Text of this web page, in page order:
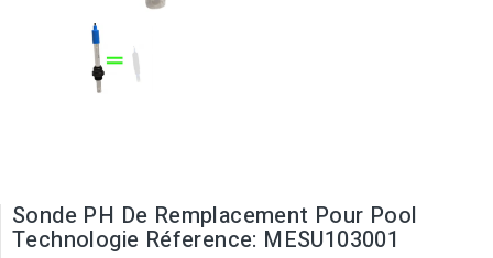
Sonde PH De Remplacement Pour Pool
Technologie Réference: MESU103001